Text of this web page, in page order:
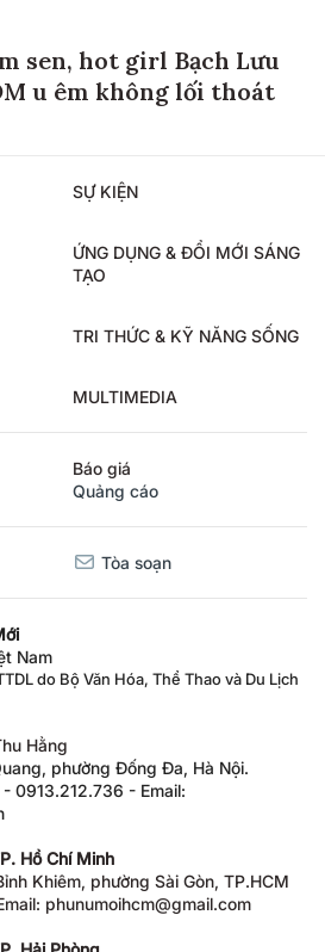
sen, hot girl Bạch Lưu
u êm không lối thoát
SỰ KIỆN
ỨNG DỤNG & ĐỔI MỚI SÁNG
TẠO
TRI THỨC & KỸ NĂNG SỐNG
MULTIMEDIA
Báo giá
Quảng cáo
Tòa soạn
Nam
do Bộ Văn Hóa, Thể Thao và Du Lịch
Hằng
phường Đống Đa, Hà Nội.
0913.212.736 - Email:
Hồ Chí Minh
Khiêm, phường Sài Gòn, TP.HCM
phunumoihcm@gmail.com
Hải Phòng